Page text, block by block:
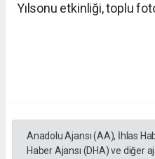
Yılsonu etkinliği, toplu
Anadolu Ajansı (AA), İhlas
Haber Ajansı (DHA) ve diğer